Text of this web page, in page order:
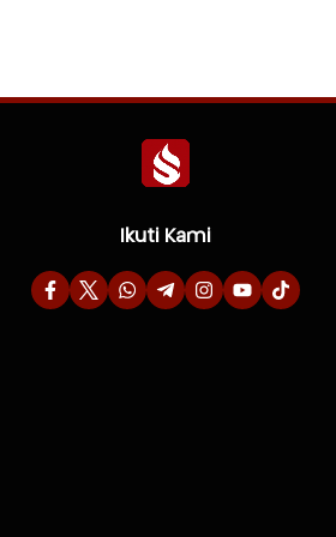
Ikuti Kami